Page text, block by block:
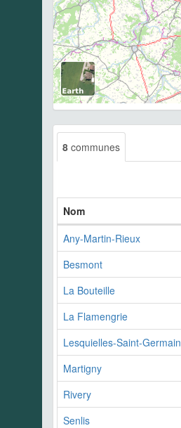
8 communes
Nom
Any-Martin-Rieux
Besmont
La Bouteille
La Flamengrie
Lesquielles-Saint-Germain
Martigny
Rivery
Senlis